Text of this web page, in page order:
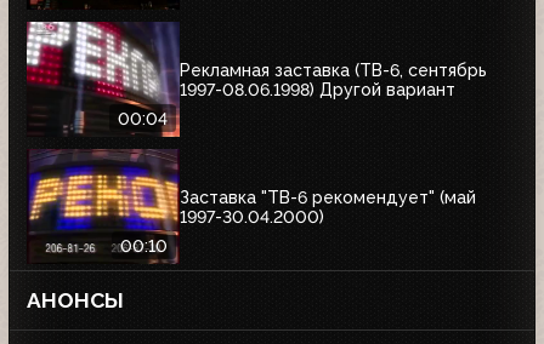
00:04
Рекламная заставка (ТВ-6, сентябрь
1997-08.06.1998) Другой вариант
00:10
Заставка "ТВ-6 рекомендует" (май
1997-30.04.2000)
АНОНСЫ